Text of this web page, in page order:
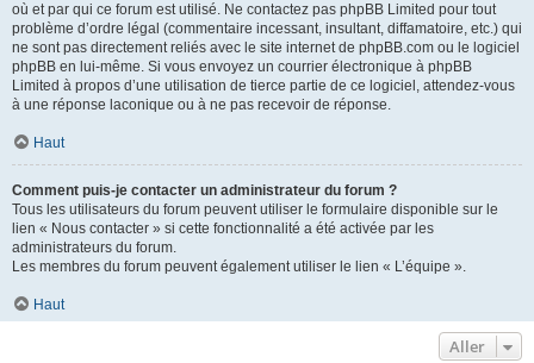
où et par qui ce forum est utilisé. Ne contactez pas phpBB Limited pour tout
problème d’ordre légal (commentaire incessant, insultant, diffamatoire, etc.) qui
ne sont pas directement reliés avec le site internet de phpBB.com ou le logiciel
phpBB en lui-même. Si vous envoyez un courrier électronique à phpBB
Limited à propos d’une utilisation de tierce partie de ce logiciel, attendez-vous
à une réponse laconique ou à ne pas recevoir de réponse.
Haut
Comment puis-je contacter un administrateur du forum ?
Tous les utilisateurs du forum peuvent utiliser le formulaire disponible sur le
lien « Nous contacter » si cette fonctionnalité a été activée par les
administrateurs du forum.
Les membres du forum peuvent également utiliser le lien « L’équipe ».
Haut
Aller